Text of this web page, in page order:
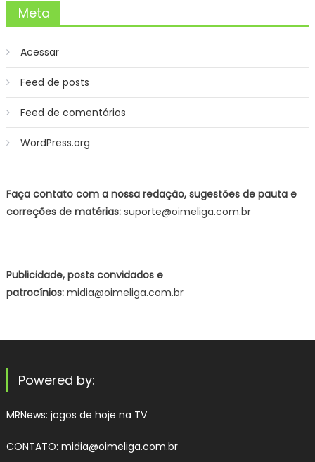
Meta
Acessar
Feed de posts
Feed de comentários
WordPress.org
Faça contato com a nossa redação, sugestões de pauta e
correções de matérias:suporte@oimeliga.com.br
Publicidade, posts convidados e
patrocínios:midia@oimeliga.com.br
Powered by:
MRNews: jogos de hoje na TV
CONTATO: midia@oimeliga.com.br